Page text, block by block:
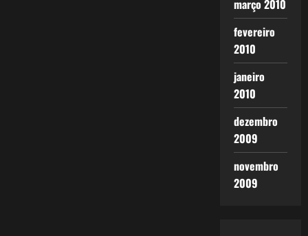
março 2010
fevereiro
2010
janeiro
2010
dezembro
2009
novembro
2009